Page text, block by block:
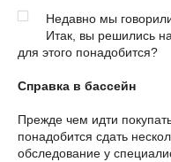
Недавно мы
Итак, вы решились
для этого понадобится?
Справка в бассейн
Прежде чем идти
понадобится сдать
обследование у